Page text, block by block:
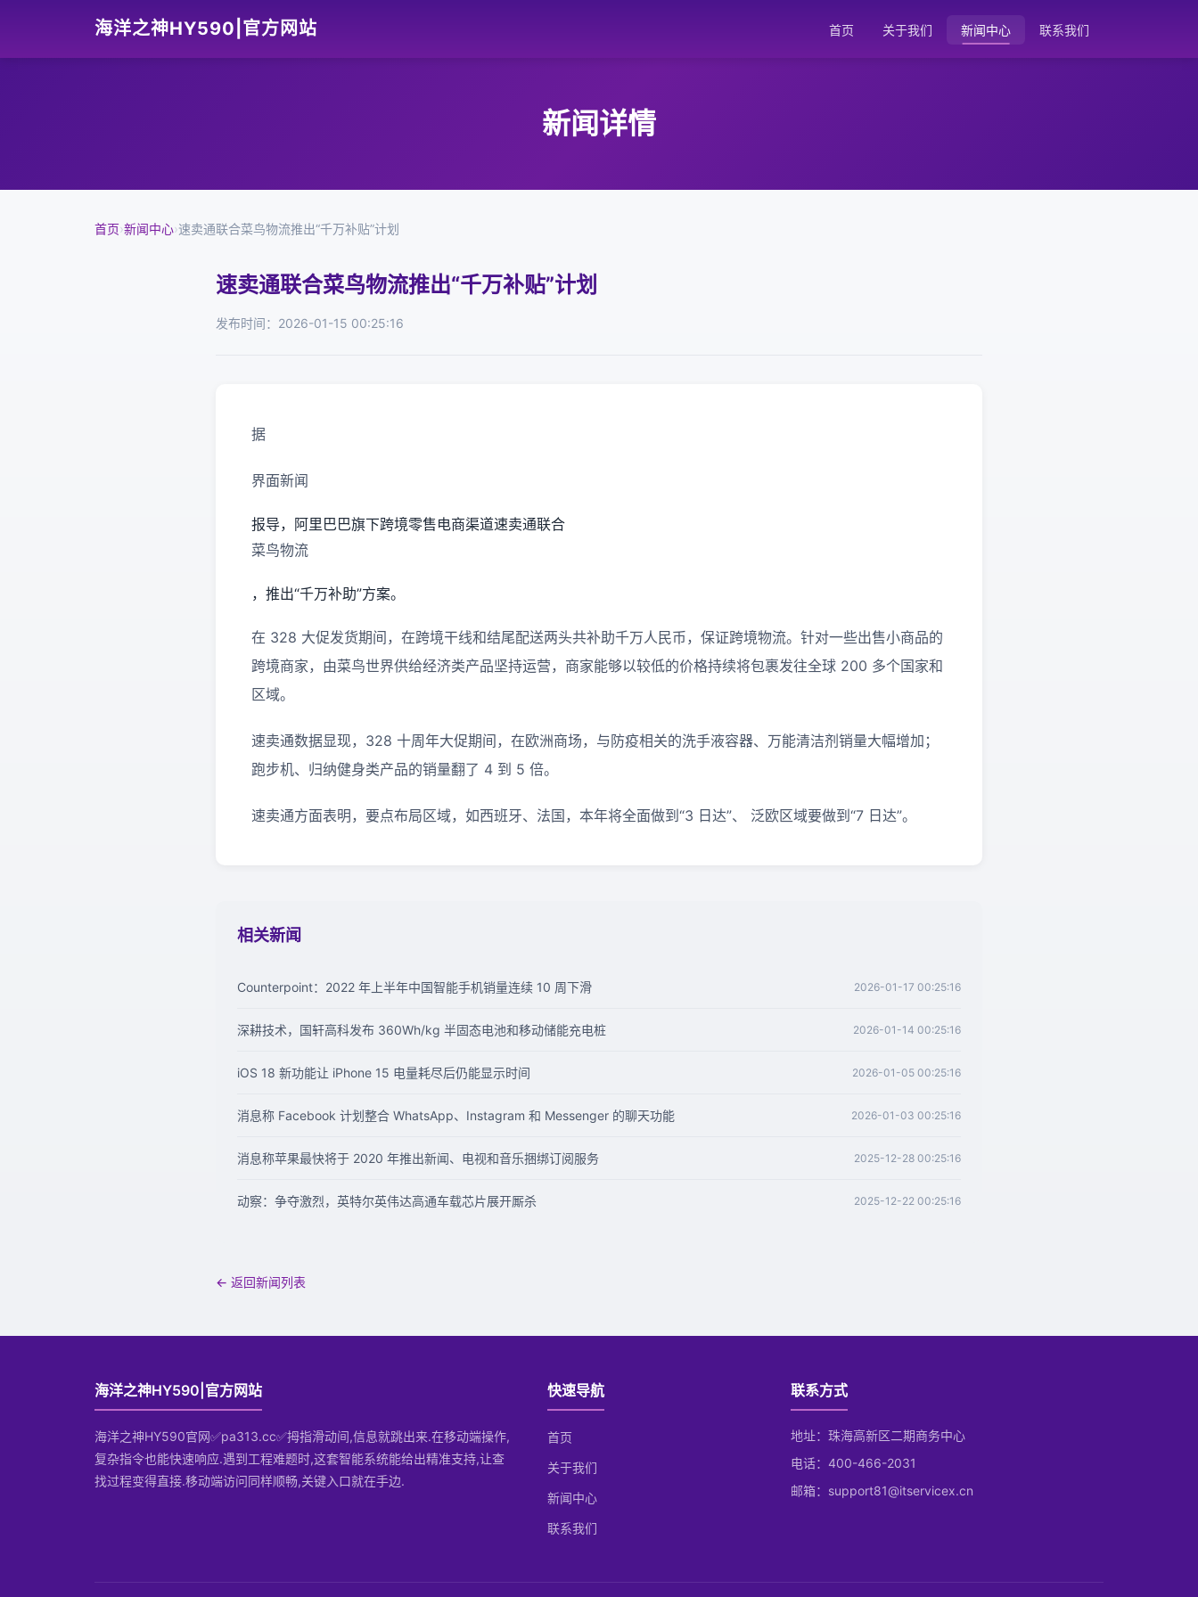
海洋之神HY590|官方网站 首页 关于我们 新闻中心 联系我们
新闻详情
首页›新闻中心›速卖通联合菜鸟物流推出“千万补贴”计划
速卖通联合菜鸟物流推出“千万补贴”计划
发布时间：2026-01-15 00:25:16
据
界面新闻
报导，阿里巴巴旗下跨境零售电商渠道速卖通联合
菜鸟物流
，推出“千万补助”方案。
在 328 大促发货期间，在跨境干线和结尾配送两头共补助千万人民币，保证跨境物流。针对一些出售小商品的
跨境商家，由菜鸟世界供给经济类产品坚持运营，商家能够以较低的价格持续将包裹发往全球 200 多个国家和
区域。
速卖通数据显现，328 十周年大促期间，在欧洲商场，与防疫相关的洗手液容器、万能清洁剂销量大幅增加；
跑步机、归纳健身类产品的销量翻了 4 到 5 倍。
速卖通方面表明，要点布局区域，如西班牙、法国，本年将全面做到“3 日达”、 泛欧区域要做到“7 日达”。
相关新闻
Counterpoint：2022 年上半年中国智能手机销量连续 10 周下滑 2026-01-17 00:25:16
深耕技术，国轩高科发布 360Wh/kg 半固态电池和移动储能充电桩 2026-01-14 00:25:16
iOS 18 新功能让 iPhone 15 电量耗尽后仍能显示时间 2026-01-05 00:25:16
消息称 Facebook 计划整合 WhatsApp、Instagram 和 Messenger 的聊天功能 2026-01-03 00:25:16
消息称苹果最快将于 2020 年推出新闻、电视和音乐捆绑订阅服务 2025-12-28 00:25:16
动察：争夺激烈，英特尔英伟达高通车载芯片展开厮杀 2025-12-22 00:25:16
← 返回新闻列表
海洋之神HY590|官方网站
海洋之神HY590官网✅pa313.cc✅拇指滑动间,信息就跳出来.在移动端操作,
复杂指令也能快速响应.遇到工程难题时,这套智能系统能给出精准支持,让查
找过程变得直接.移动端访问同样顺畅,关键入口就在手边.
快速导航
首页
关于我们
新闻中心
联系我们
联系方式
地址：珠海高新区二期商务中心
电话：400-466-2031
邮箱：support81@itservicex.cn